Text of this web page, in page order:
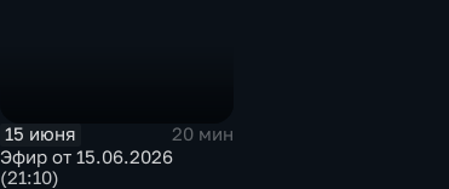
15 июня
20 мин
Эфир от 15.06.2026
(21:10)